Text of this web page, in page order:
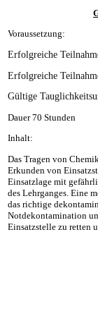
Voraussetzung:
Erfolgreiche
Erfolgreiche
Gültige
Dauer 70 Stunden
Inhalt:
Das Tragen von
Erkunden von
Einsatzlage mit
des Lehrganges. Eine
das richtige
Notdekontamination
Einsatzstelle zu retten